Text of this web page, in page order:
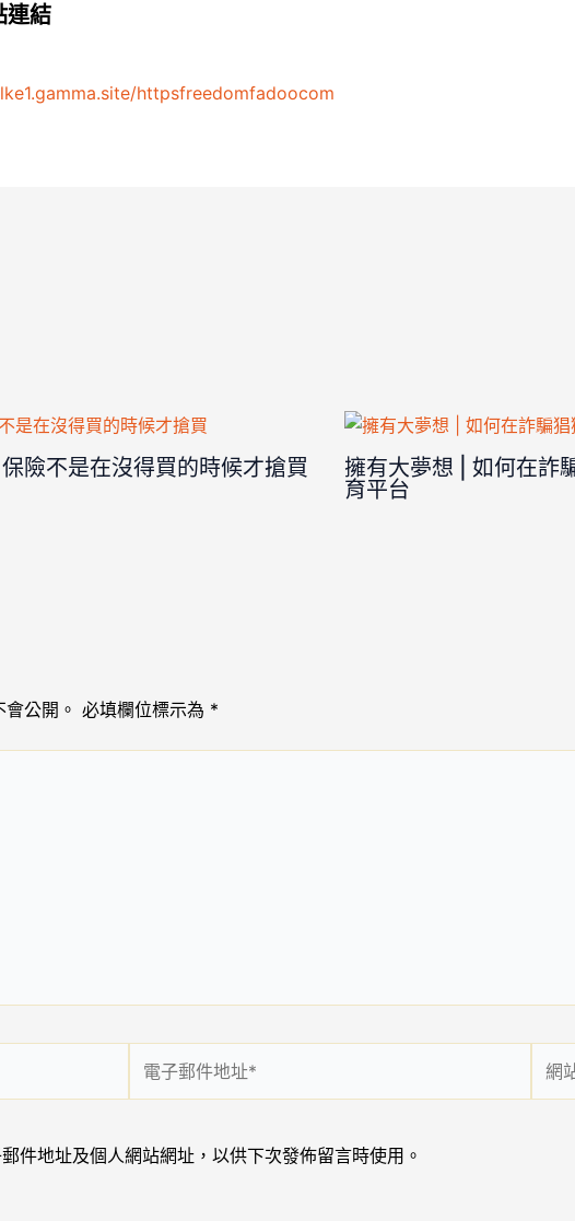
連結
httpsfreedomfadoocom
險不是在沒得買的時候才搶買
擁有大夢想 | 如何在詐
育平台
公開。 必填欄位標示為 *
地
站
件地址及個人網站網址，以供下次發佈留言時使用。